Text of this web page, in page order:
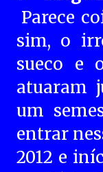
Parece
sim, o
sueco e
atuaram
um
entrar
2012 e